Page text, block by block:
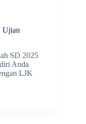
Ujian
SD 2025
Anda
LJK